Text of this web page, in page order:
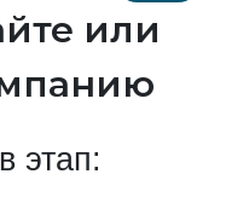
или
этап: